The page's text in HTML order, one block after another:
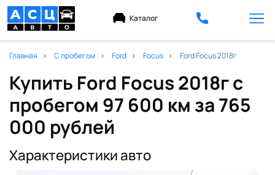
Каталог
Главная С пробегом Ford Focus Ford Focus 2018г
Купить Ford Focus 2018г с
пробегом 97 600 км за 765
000 рублей
Характеристики авто